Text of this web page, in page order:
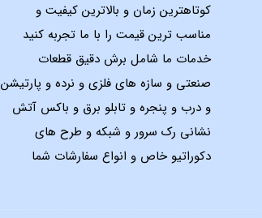
کوتاهترین زمان و بالاترین کیفیت و
مناسب ترین قیمت را با ما تجربه کنید
خدمات ما شامل برش دقیق قطعات
صنعتی و سازه های فلزی و نرده و پارتیشن
و درب و پنجره و تابلو برق و باکس آتش
نشانی رک سرور و شبکه و طرح های
دکوراتیو خاص و انواع سفارشات شما